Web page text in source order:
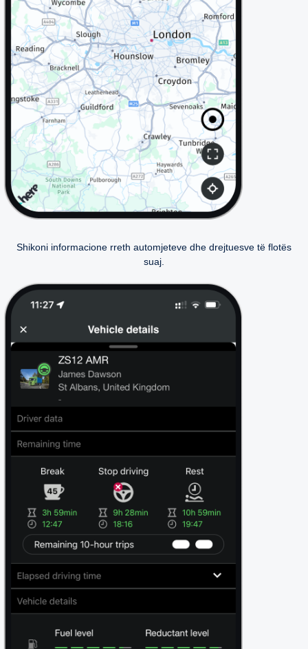
Shikoni informacione rreth automjeteve dhe drejtuesve të flotës
suaj.